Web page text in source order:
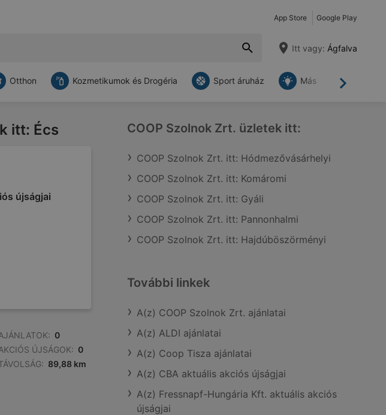
App Store Google Play
Itt vagy: Ágfalva
Tovább
Otthon Kozmetikumok és Drogéria Sport áruház Más
itt: Écs
újságjai
0
ÚJSÁGOK: 0
89,88 km
COOP Szolnok Zrt. üzletek itt:
COOP Szolnok Zrt. itt: Hódmezővásárhelyi
COOP Szolnok Zrt. itt: Komáromi
COOP Szolnok Zrt. itt: Gyáli
COOP Szolnok Zrt. itt: Pannonhalmi
COOP Szolnok Zrt. itt: Hajdúböszörményi
További linkek
A(z) COOP Szolnok Zrt. ajánlatai
A(z) ALDI ajánlatai
A(z) Coop Tisza ajánlatai
A(z) CBA aktuális akciós újságjai
A(z) Fressnapf-Hungária Kft. aktuális akciós
újságjai